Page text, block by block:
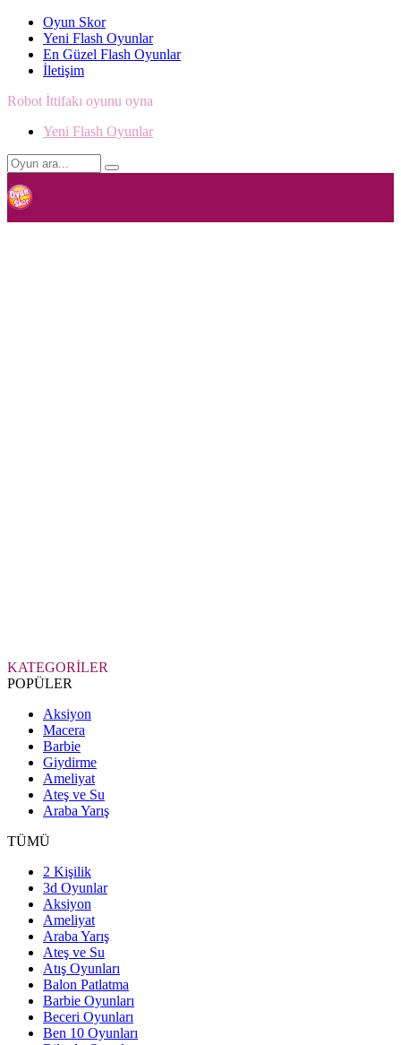
Oyun Skor
Yeni Flash Oyunlar
En Güzel Flash Oyunlar
İletişim
Robot İttifakı oyunu oyna
Yeni Flash Oyunlar
KATEGORİLER
POPÜLER
Aksiyon
Macera
Barbie
Giydirme
Ameliyat
Ateş ve Su
Araba Yarış
TÜMÜ
2 Kişilik
3d Oyunlar
Aksiyon
Ameliyat
Araba Yarış
Ateş ve Su
Atış Oyunları
Balon Patlatma
Barbie Oyunları
Beceri Oyunları
Ben 10 Oyunları